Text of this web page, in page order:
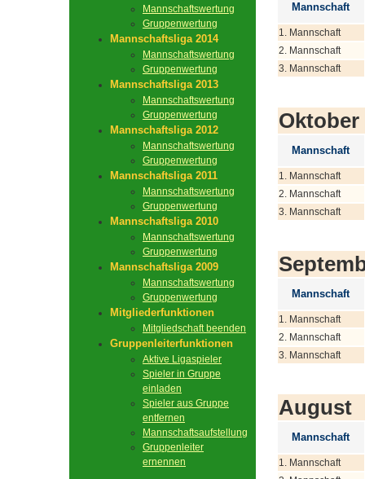
Mannschaftswertung
Gruppenwertung
Mannschaftsliga 2014
Mannschaftswertung
Gruppenwertung
Mannschaftsliga 2013
Mannschaftswertung
Gruppenwertung
Mannschaftsliga 2012
Mannschaftswertung
Gruppenwertung
Mannschaftsliga 2011
Mannschaftswertung
Gruppenwertung
Mannschaftsliga 2010
Mannschaftswertung
Gruppenwertung
Mannschaftsliga 2009
Mannschaftswertung
Gruppenwertung
Mitgliederfunktionen
Mitgliedschaft beenden
Gruppenleiterfunktionen
Aktive Ligaspieler
Spieler in Gruppe
einladen
Spieler aus Gruppe
entfernen
Mannschaftsaufstellung
Gruppenleiter
ernennen
Mannschaft
1. Mannschaft
2. Mannschaft
3. Mannschaft
Oktober
Mannschaft
1. Mannschaft
2. Mannschaft
3. Mannschaft
Mannschaft
1. Mannschaft
2. Mannschaft
3. Mannschaft
August
Mannschaft
1. Mannschaft